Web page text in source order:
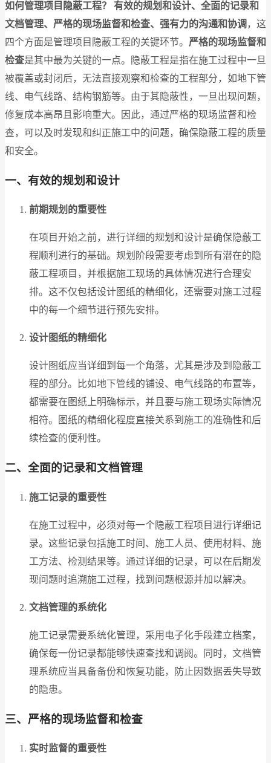
如何管理项目隐蔽工程？
有效的规划和设计、全面的记录和
文档管理、严格的现场监督和检查、强有力的沟通和协调 ，这
四个方面是管理项目隐蔽工程的关键环节。 严格的现场监督和
检查是其中最为关键的一点。隐蔽工程是指在施工过程中一旦
被覆盖或封闭后，无法直接观察和检查的工程部分，如地下管
线、电气线路、结构钢筋等。由于其隐蔽性，一旦出现问题，
修复成本高昂且影响重大。因此，通过严格的现场监督和检
查，可以及时发现和纠正施工中的问题，确保隐蔽工程的质量
和安全。
一、有效的规划和设计
前期规划的重要性
在项目开始之前，进行详细的规划和设计是确保隐蔽工
程顺利进行的基础。规划阶段需要考虑到所有潜在的隐
蔽工程项目，并根据施工现场的具体情况进行合理安
排。这不仅包括设计图纸的精细化，还需要对施工过程
中的每一个细节进行预先安排。
设计图纸的精细化
设计图纸应当详细到每一个角落，尤其是涉及到隐蔽工
程的部分。比如地下管线的铺设、电气线路的布置等，
都需要在图纸上明确标示，并且要与施工现场实际情况
相符。图纸的精细化程度直接关系到施工的准确性和后
续检查的便利性。
二、全面的记录和文档管理
施工记录的重要性
在施工过程中，必须对每一个隐蔽工程项目进行详细记
录。这些记录包括施工时间、施工人员、使用材料、施
工方法、检测结果等。通过详细的记录，可以在后期发
现问题时追溯施工过程，找到问题根源并加以解决。
文档管理的系统化
施工记录需要系统化管理，采用电子化手段建立档案，
确保每一份记录都能够快速查找和调阅。同时，文档管
理系统应当具备备份和恢复功能，防止因数据丢失导致
的隐患。
三、严格的现场监督和检查
实时监督的重要性